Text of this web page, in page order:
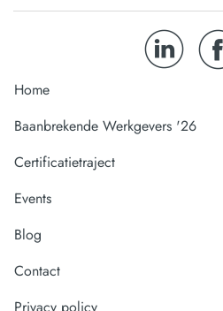
Home
Baanbrekende Werkgevers '26
Certificatietraject
Events
Blog
Contact